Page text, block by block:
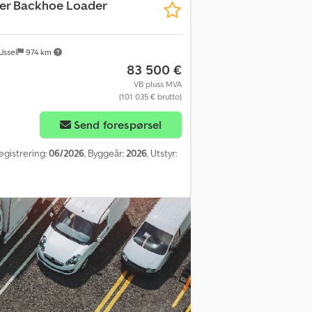
974 km
Backhoe Loader
83 500 €
VB pluss MVA
(101 035 € brutto)
Send forespørsel
06/2026, Byggeår:2026, Utstyr: